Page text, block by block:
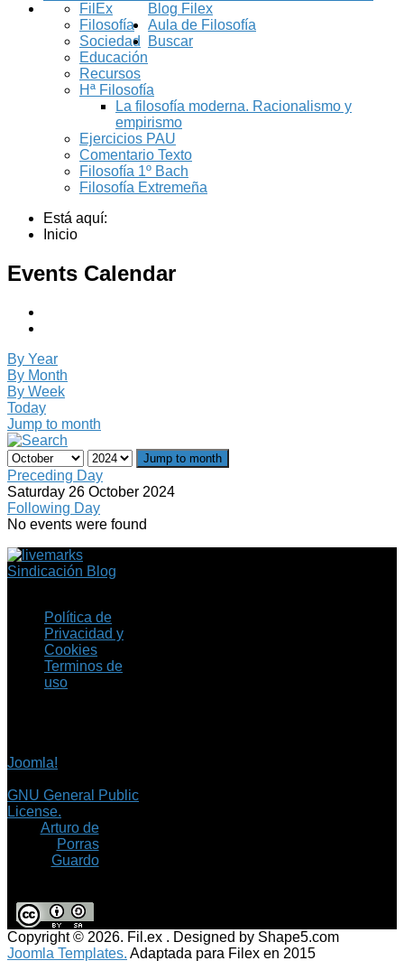
Blog Filex
FilEx
Filosofía
Sociedad
Educación
Recursos
Aula de Filosofía
Hª Filosofía
La filosofía moderna. Racionalismo y
empirismo
Ejercicios PAU
Comentario Texto
Filosofía 1º Bach
Filosofía Extremeña
Buscar
Está aquí:
Inicio
Events Calendar
By Year
By Month
By Week
Today
Jump to month
Jump to month
Preceding Day
Saturday 26 October 2024
Following Day
No events were found
Sindicación Blog
Política de
Privacidad y
Cookies
Terminos de
uso
Joomla!
GNU General Public
License.
Arturo de
Porras
Guardo
Copyright © 2026. Fil.ex . Designed by Shape5.com
Joomla Templates. Adaptada para Filex en 2015